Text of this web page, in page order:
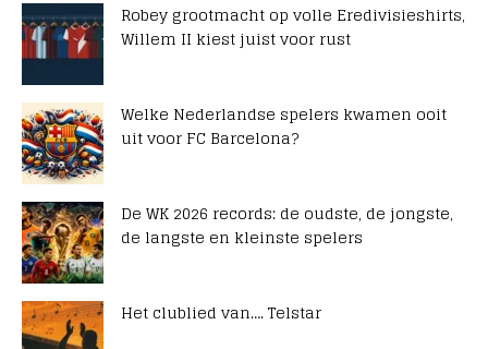
Robey grootmacht op volle Eredivisieshirts,
Willem II kiest juist voor rust
Welke Nederlandse spelers kwamen ooit
uit voor FC Barcelona?
De WK 2026 records: de oudste, de jongste,
de langste en kleinste spelers
Het clublied van…. Telstar